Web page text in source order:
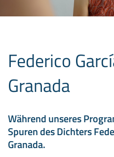
Federico
Granada
Während unseres
Spuren des Dichters
Granada.